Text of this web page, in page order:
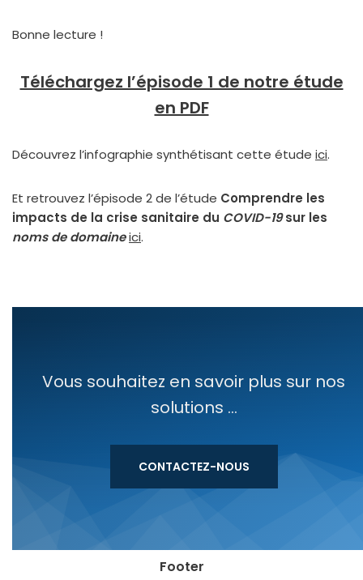
Bonne lec­ture !
Téléchargez l’é­pi­sode 1 de notre étude
en PDF
Découvrez l’in­fo­gra­phie syn­thé­ti­sant cette étude ici.
Et retrou­vez l’é­pi­sode 2 de l’é­tude Comprendre les
impacts de la crise sani­taire du COVID-19 sur les
noms de domaineici.
Vous souhaitez en savoir plus sur nos
solutions ...
CONTACTEZ-NOUS
Footer